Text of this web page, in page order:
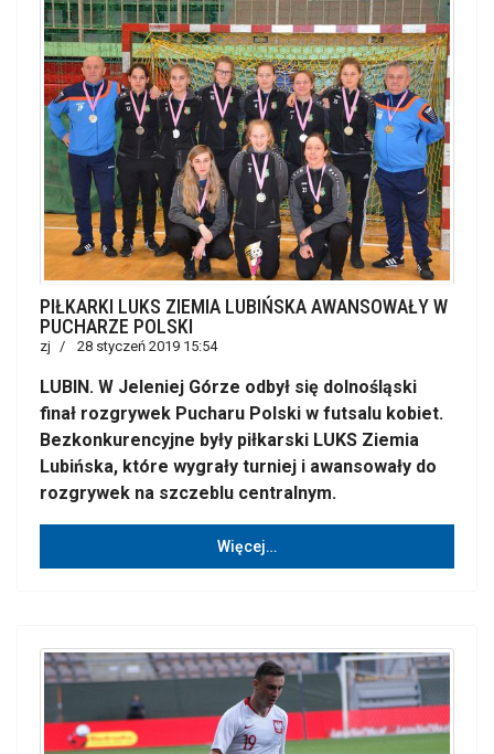
PIŁKARKI LUKS ZIEMIA LUBIŃSKA AWANSOWAŁY W
PUCHARZE POLSKI
zj 28 styczeń 2019 15:54
LUBIN. W Jeleniej Górze odbył się dolnośląski
finał rozgrywek Pucharu Polski w futsalu kobiet.
Bezkonkurencyjne były piłkarski LUKS Ziemia
Lubińska, które wygrały turniej i awansowały do
rozgrywek na szczeblu centralnym.
Więcej…